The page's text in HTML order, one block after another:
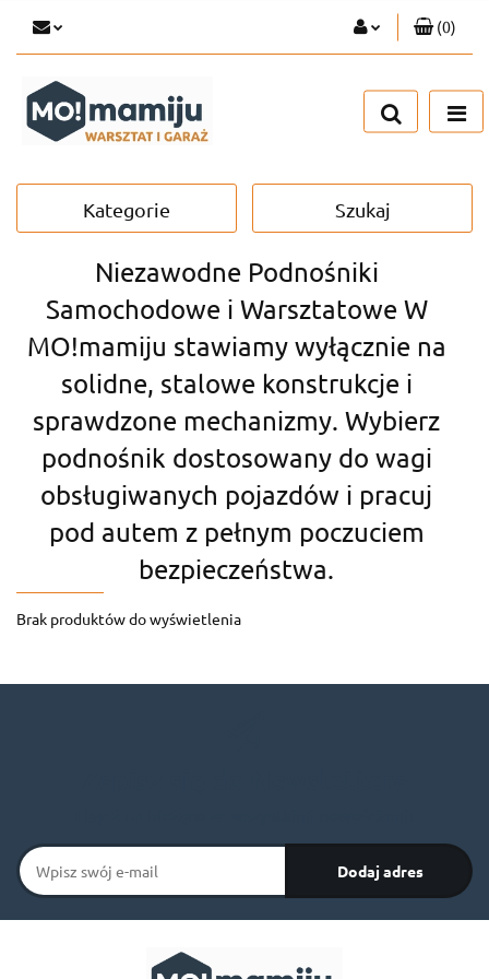
Zaloguj się
(0)
Kategorie Szukaj
Niezawodne Podnośniki
Samochodowe i Warsztatowe W
MO!mamiju stawiamy wyłącznie na
solidne, stalowe konstrukcje i
sprawdzone mechanizmy. Wybierz
podnośnik dostosowany do wagi
obsługiwanych pojazdów i pracuj
pod autem z pełnym poczuciem
bezpieczeństwa.
Brak produktów do wyświetlenia